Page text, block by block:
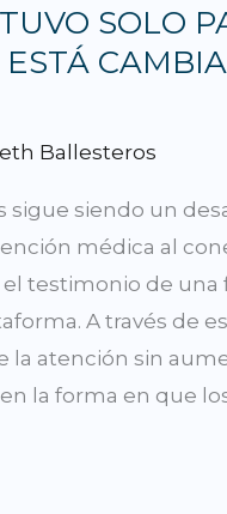
SOLO
Ballesteros
sigue siendo un
médica al
testimonio de una
A través de
la atención sin
la forma en que